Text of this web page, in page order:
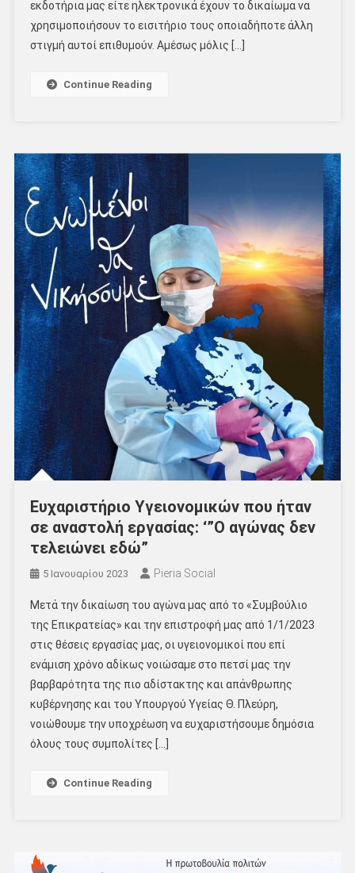
εκδοτήρια μας είτε ηλεκτρονικά έχουν το δικαίωμα να
χρησιμοποιήσουν το εισιτήριο τους οποιαδήποτε άλλη
στιγμή αυτοί επιθυμούν. Αμέσως μόλις […]
Continue Reading
Ευχαριστήριο Υγειονομικών που ήταν
σε αναστολή εργασίας: ‘”Ο αγώνας δεν
τελειώνει εδώ”
5 Ιανουαρίου 2023 Pieria Social
Μετά την δικαίωση του αγώνα μας από το «Συμβούλιο
της Επικρατείας» και την επιστροφή μας από 1/1/2023
στις θέσεις εργασίας μας, οι υγειονομικοί που επί
ενάμιση χρόνο αδίκως νοιώσαμε στο πετσί μας την
βαρβαρότητα της πιο αδίστακτης και απάνθρωπης
κυβέρνησης και του Υπουργού Υγείας Θ. Πλεύρη,
νοιώθουμε την υποχρέωση να ευχαριστήσουμε δημόσια
όλους τους συμπολίτες […]
Continue Reading